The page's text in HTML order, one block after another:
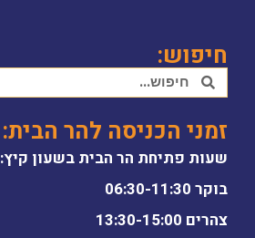
חיפוש:
זמני הכניסה להר הבית:
שעות פתיחת הר הבית בשעון קיץ:
בוקר 06:30-11:30
צהרים 13:30-15:00